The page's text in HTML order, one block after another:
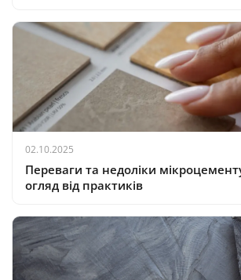
02.10.2025
Переваги та недоліки
огляд від практиків